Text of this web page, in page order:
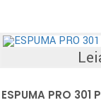
ESPUMA PRO 301